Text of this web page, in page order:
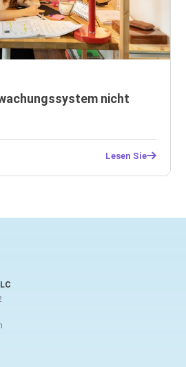
nicht
Lesen Sie